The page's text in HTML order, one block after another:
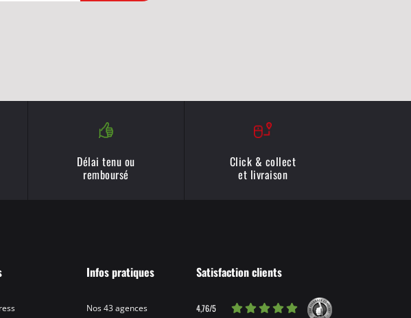
Délai tenu ou
remboursé
Click & collect
et livraison
Infos pratiques
Nos 43 agences
Satisfaction clients
4,76/5